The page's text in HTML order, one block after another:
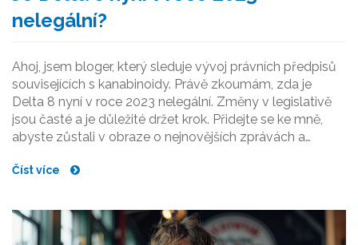
nelegální?
Ahoj, jsem bloger, který sleduje vývoj právních předpisů
souvisejících s kanabinoidy. Právě zkoumám, zda je
Delta 8 nyní v roce 2023 nelegální. Změny v legislativě
jsou časté a je důležité držet krok. Přidejte se ke mně,
abyste zůstali v obraze o nejnovějších zprávách a
Budu se těšit na vaši společnost.
Číst více